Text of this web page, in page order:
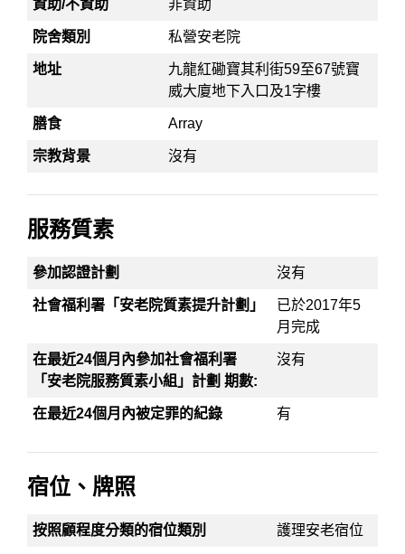
資助/不資助 非資助
院舍類別 私營安老院
地址
九龍紅磡寶其利街59至67號寶
威大廈地下入口及1字樓
膳食 Array
宗教背景 沒有
服務質素
參加認證計劃 沒有
社會福利署「安老院質素提升計劃」
已於2017年5
月完成
在最近24個月內參加社會福利署
「安老院服務質素小組」計劃 期數:
沒有
在最近24個月內被定罪的紀錄 有
宿位、牌照
按照顧程度分類的宿位類別 護理安老宿位